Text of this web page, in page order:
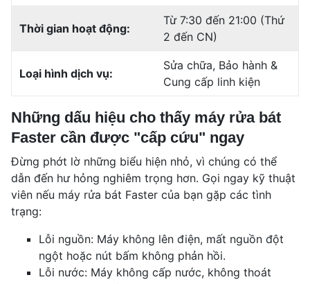
Thời gian hoạt động:
Từ 7:30 đến 21:00 (Thứ
2 đến CN)
Loại hình dịch vụ:
Sửa chữa, Bảo hành &
Cung cấp linh kiện
Những dấu hiệu cho thấy máy rửa bát
Faster cần được "cấp cứu" ngay
Đừng phớt lờ những biểu hiện nhỏ, vì chúng có thể
dẫn đến hư hỏng nghiêm trọng hơn. Gọi ngay kỹ thuật
viên nếu máy rửa bát Faster của bạn gặp các tình
trạng:
Lỗi nguồn: Máy không lên điện, mất nguồn đột
ngột hoặc nút bấm không phản hồi.
Lỗi nước: Máy không cấp nước, không thoát